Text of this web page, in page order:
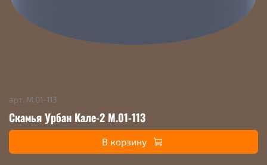
арт. М.01-113
Скамья Урбан Кале-2 М.01-113
В корзину